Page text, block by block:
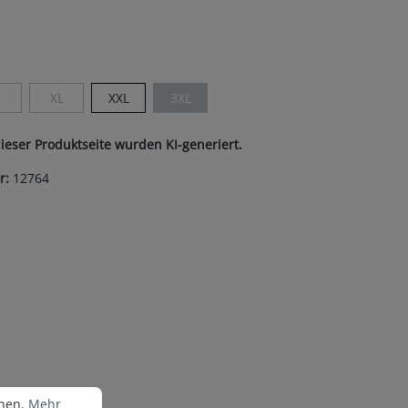
ist zurzeit nicht verfügbar.)
zurzeit nicht verfügbar.)
Option ist zurzeit nicht verfügbar.)
XL(Diese Option ist zurzeit nicht verfügbar.)
XXL 3XL
(Diese Option ist zurzeit nicht verfügbar.)
Produktseite wurden KI-generiert.
12764
Mehr Informationen ...
Mehr